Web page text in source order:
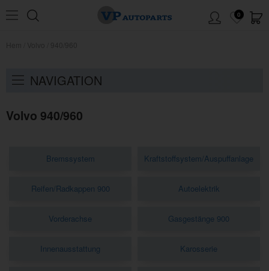
0
NAVIGATION
Volvo 940/960
Bremssystem Kraftstoffsystem/Auspuffanlage
Reifen/Radkappen 900 Autoelektrik
Vorderachse Gasgestänge 900
Innenausstattung Karosserie